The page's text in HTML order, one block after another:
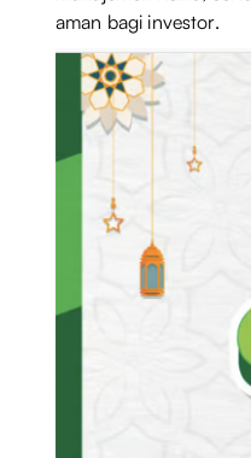
aman bagi investor.